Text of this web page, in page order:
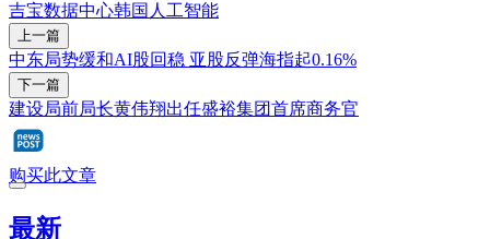
吉宝数据中心韩国 人工智能
上一篇
中东局势缓和AI股回稳 亚股反弹海指起0.16%
下一篇
建设局前局长黄伟翔出任盛裕集团首席商务官
购买此文章
最新